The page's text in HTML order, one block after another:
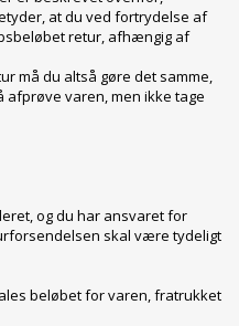
at du ved fortrydelse af
retur, afhængig af
må du altså gøre det samme,
afprøve varen, men ikke tage
og du har ansvaret for
skal være tydeligt
beløbet for varen, fratrukket